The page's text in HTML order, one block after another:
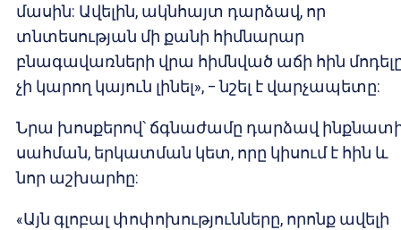
մասին: Ավելին, ակնհայտ դարձավ, որ
տնտեսության մի քանի հիմնարար
բնագավառների վրա հիմնված աճի հին
չի կարող կայուն լինել», – նշել է վարչապետը:
Նրա խոսքերով՝ ճգնաժամը դարձավ
սահման, երկատման կետ, որը կիսում է հին և
նոր աշխարհը:
«Այն գլոբալ փոփոխությունները, որոնք ավելի